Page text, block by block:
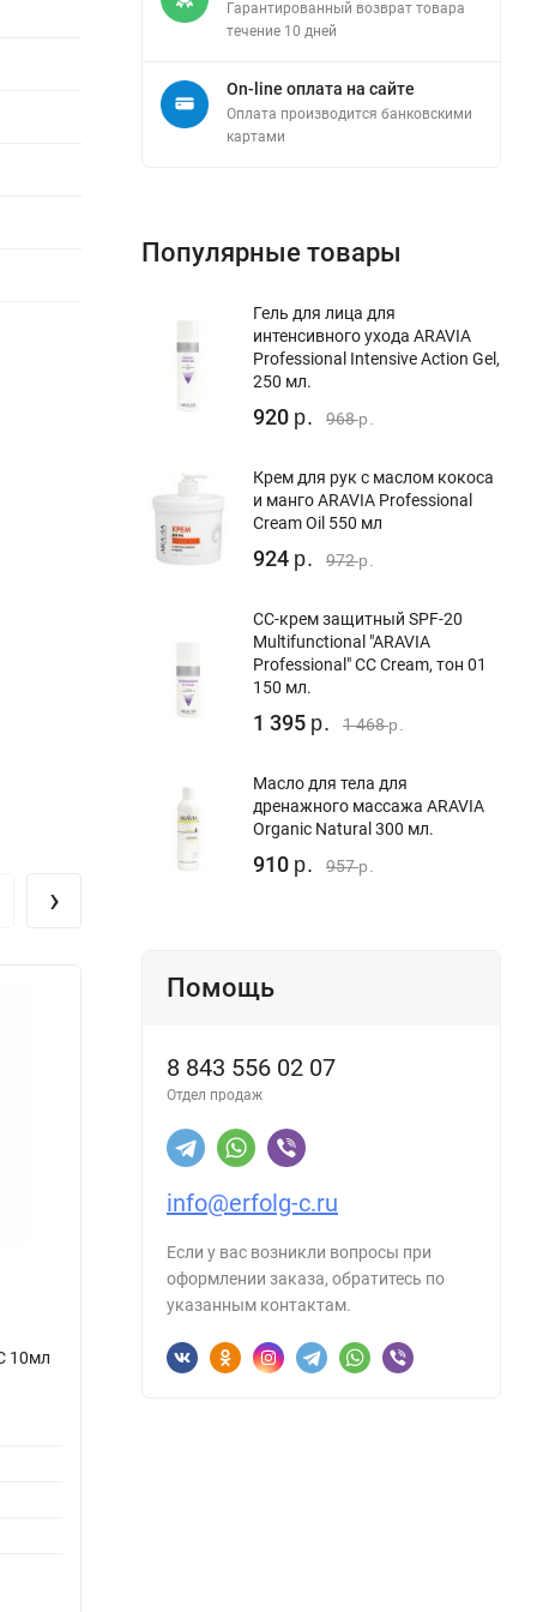
10мл №048 Гель-лак 3-х фазный SKY GC 10мл
›
Гарантированный возврат товара
течение 10 дней
On-line оплата на сайте
Оплата производится банковскими
картами
Популярные товары
Гель для лица для
интенсивного ухода ARAVIA
Professional Intensive Action Gel,
250 мл.
920 р. 968р.
Крем для рук с маслом кокоса
и манго ARAVIA Professional
Cream Oil 550 мл
924 р. 972р.
CC-крем защитный SPF-20
Multifunctional "ARAVIA
Professional" CC Cream, тон 01
150 мл.
1 395 р. 1 468р.
Масло для тела для
дренажного массажа ARAVIA
Organic Natural 300 мл.
910 р. 957р.
Помощь
8 843 556 02 07
Отдел продаж
info@erfolg-c.ru
Если у вас возникли вопросы при
оформлении заказа, обратитесь по
указанным контактам.